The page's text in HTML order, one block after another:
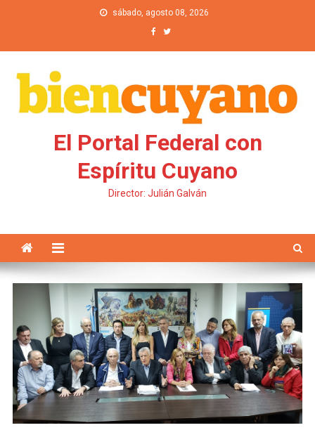
sábado, agosto 08, 2026
El Portal Federal con
Espíritu Cuyano
Director: Julián Galván